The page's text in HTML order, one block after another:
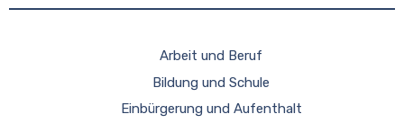
Arbeit und Beruf
Bildung und Schule
Einbürgerung und Aufenthalt